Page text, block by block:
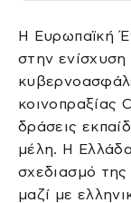
Η Ευρωπαϊκή
στην
κοινοπραξίας
δράσεις
μέλη. Η
σχεδιασμό
μαζί με